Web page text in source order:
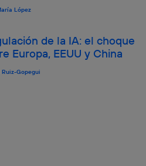
López
de la IA: el choque
Europa, EEUU y China
Ruiz-Gopegui